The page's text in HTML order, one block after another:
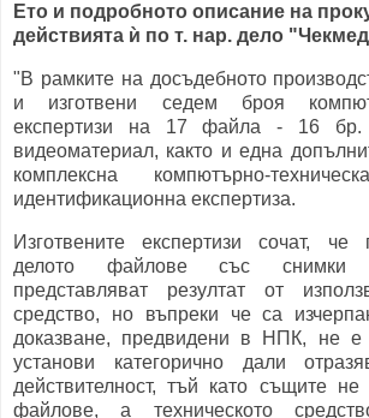
Ето и подробното описание на
действията ѝ по т. нар. дело
"В рамките на досъдебното
и изготвени седем броя
експертизи на 17 файла - 16
видеоматериал, както и една
комплексна компютърно-
идентификационна експертиза.
Изготвените експертизи сочат,
делото файлове със снимки
представляват резултат от
средство, но въпреки че са
доказване, предвидени в НПК, не
установи категорично дали
действителност, тъй като същите не
файлове, а техническото